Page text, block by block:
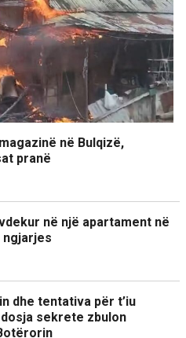
në Bulqizë,
pranë
në një apartament në
ngjarjes
dhe tentativa për t’iu
sekrete zbulon